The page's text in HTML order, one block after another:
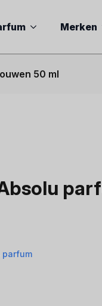
Merken
50 ml
parfum